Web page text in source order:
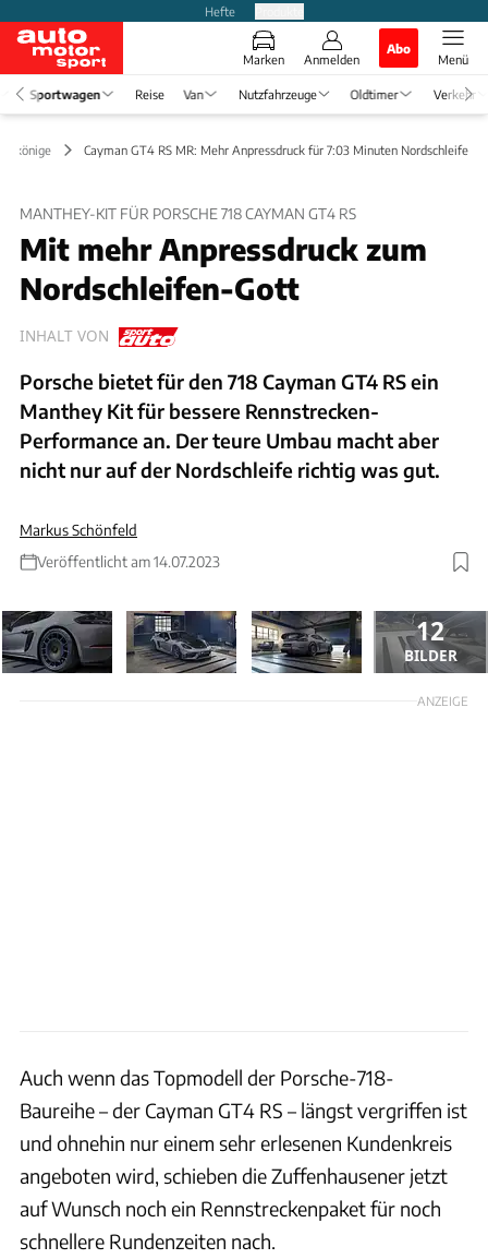
Hefte
Marken Anmelden
Abo
Menü
Sportwagen Reise Van Nutzfahrzeuge Oldtimer Verkehr
Cayman GT4 RS MR: Mehr Anpressdruck für 7:03 Minuten Nordschleife
MANTHEY-KIT FÜR PORSCHE 718 CAYMAN GT4 RS
Mit mehr Anpressdruck zum
Nordschleifen-Gott
INHALT VON
Porsche bietet für den 718 Cayman GT4 RS ein
Manthey Kit für bessere Rennstrecken-
Performance an. Der teure Umbau macht aber
nicht nur auf der Nordschleife richtig was gut.
Markus Schönfeld
Veröffentlicht am 14.07.2023
12
BILDER
ANZEIGE
Auch wenn das Topmodell der Porsche-718-
Baureihe – der Cayman GT4 RS – längst vergriffen ist
und ohnehin nur einem sehr erlesenen Kundenkreis
angeboten wird, schieben die Zuffenhausener jetzt
auf Wunsch noch ein Rennstreckenpaket für noch
schnellere Rundenzeiten nach.